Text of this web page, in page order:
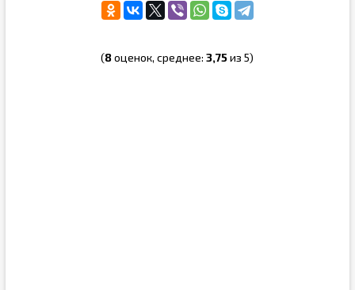
(8оценок, среднее:3,75из 5)